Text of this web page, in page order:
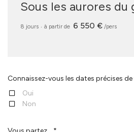
Sous les aurores du
8 jours ‧ à partir de 6 550 € /pers
Connaissez-vous les dates précises
Oui
Non